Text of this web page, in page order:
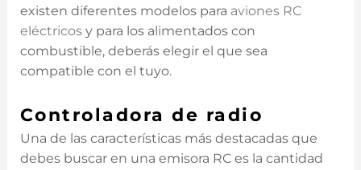
existen diferentes modelos para aviones RC
eléctricosy para los alimentados con
combustible, deberás elegir el que sea
compatible con el tuyo.
Controladora de radio
Una de las características más destacadas que
debes buscar en una emisora RC es la cantidad